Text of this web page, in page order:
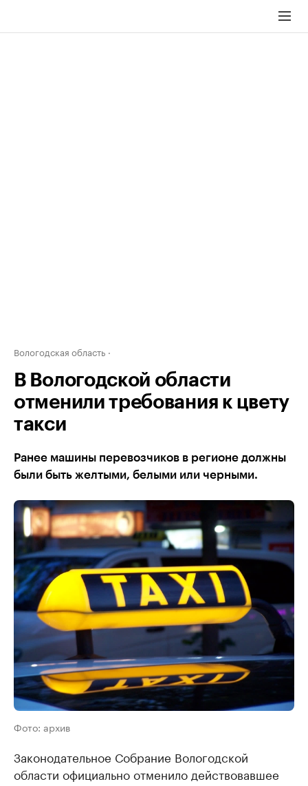
Вологодская область
В Вологодской области
отменили требования к цвету
такси
Ранее машины перевозчиков в регионе должны
были быть желтыми, белыми или черными.
Фото: архив
Законодательное Собрание Вологодской
области официально отменило действовавшее